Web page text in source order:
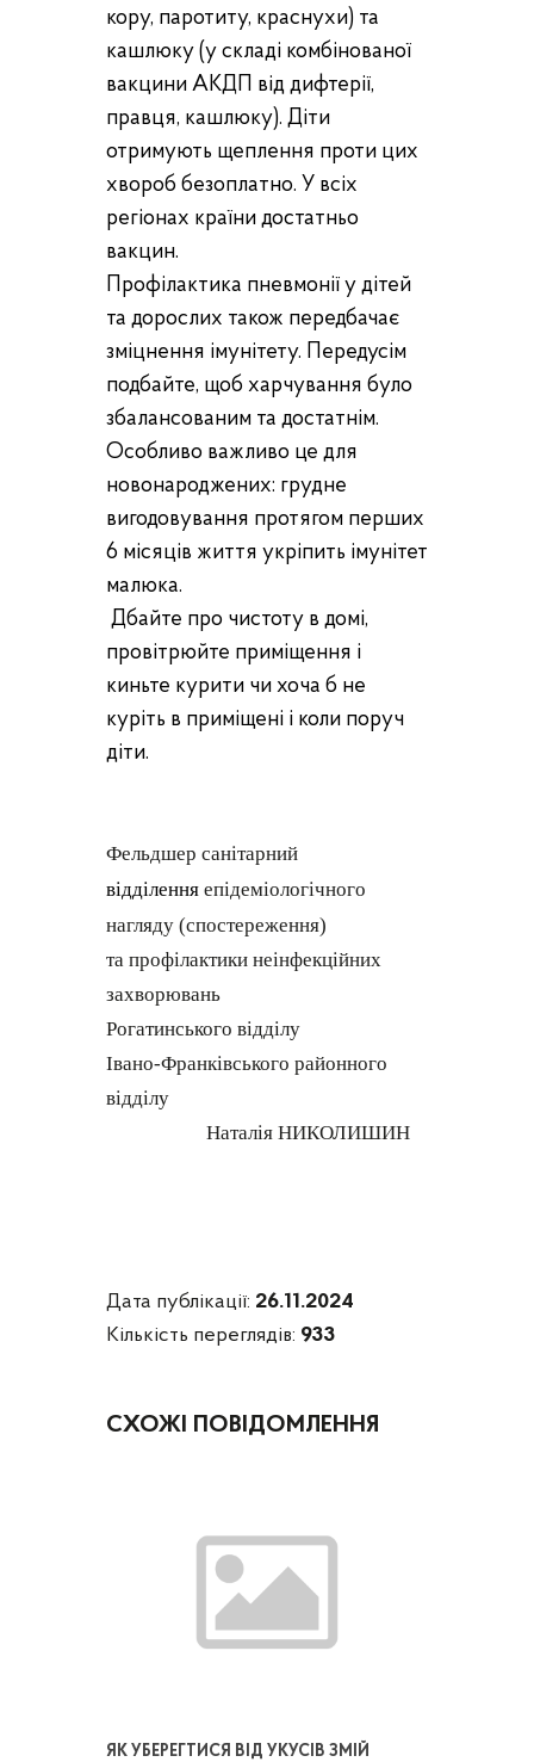
кору, паротиту, краснухи) та
кашлюку (у складі комбінованої
вакцини АКДП від дифтерії,
правця, кашлюку). Діти
отримують щеплення проти цих
хвороб безоплатно. У всіх
регіонах країни достатньо
вакцин.
Профілактика пневмонії у дітей
та дорослих також передбачає
зміцнення імунітету. Передусім
подбайте, щоб харчування було
збалансованим та достатнім.
Особливо важливо це для
новонароджених: грудне
вигодовування протягом перших
6 місяців життя укріпить імунітет
малюка.
Дбайте про чистоту в домі,
провітрюйте приміщення і
киньте курити чи хоча б не
куріть в приміщені і коли поруч
діти.
Фельдшер санітарний
відділення епідеміологічного
нагляду (спостереження)
та профілактики неінфекційних
захворювань
Рогатинського відділу
Івано-Франківського районного
відділу
Наталія НИКОЛИШИН
Дата публікації: 26.11.2024
Кількість переглядів: 933
СХОЖІ ПОВІДОМЛЕННЯ
ЯК УБЕРЕГТИСЯ ВІД УКУСІВ ЗМІЙ